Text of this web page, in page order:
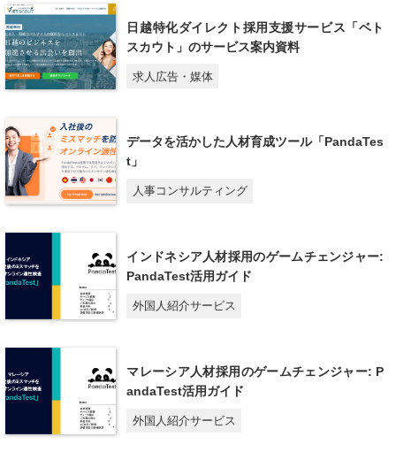
日越特化ダイレクト採用支援サービス「ベト
スカウト」のサービス案内資料
求人広告・媒体
データを活かした人材育成ツール「PandaTes
t」
人事コンサルティング
インドネシア人材採用のゲームチェンジャー:
PandaTest活用ガイド
外国人紹介サービス
マレーシア人材採用のゲームチェンジャー: P
andaTest活用ガイド
外国人紹介サービス